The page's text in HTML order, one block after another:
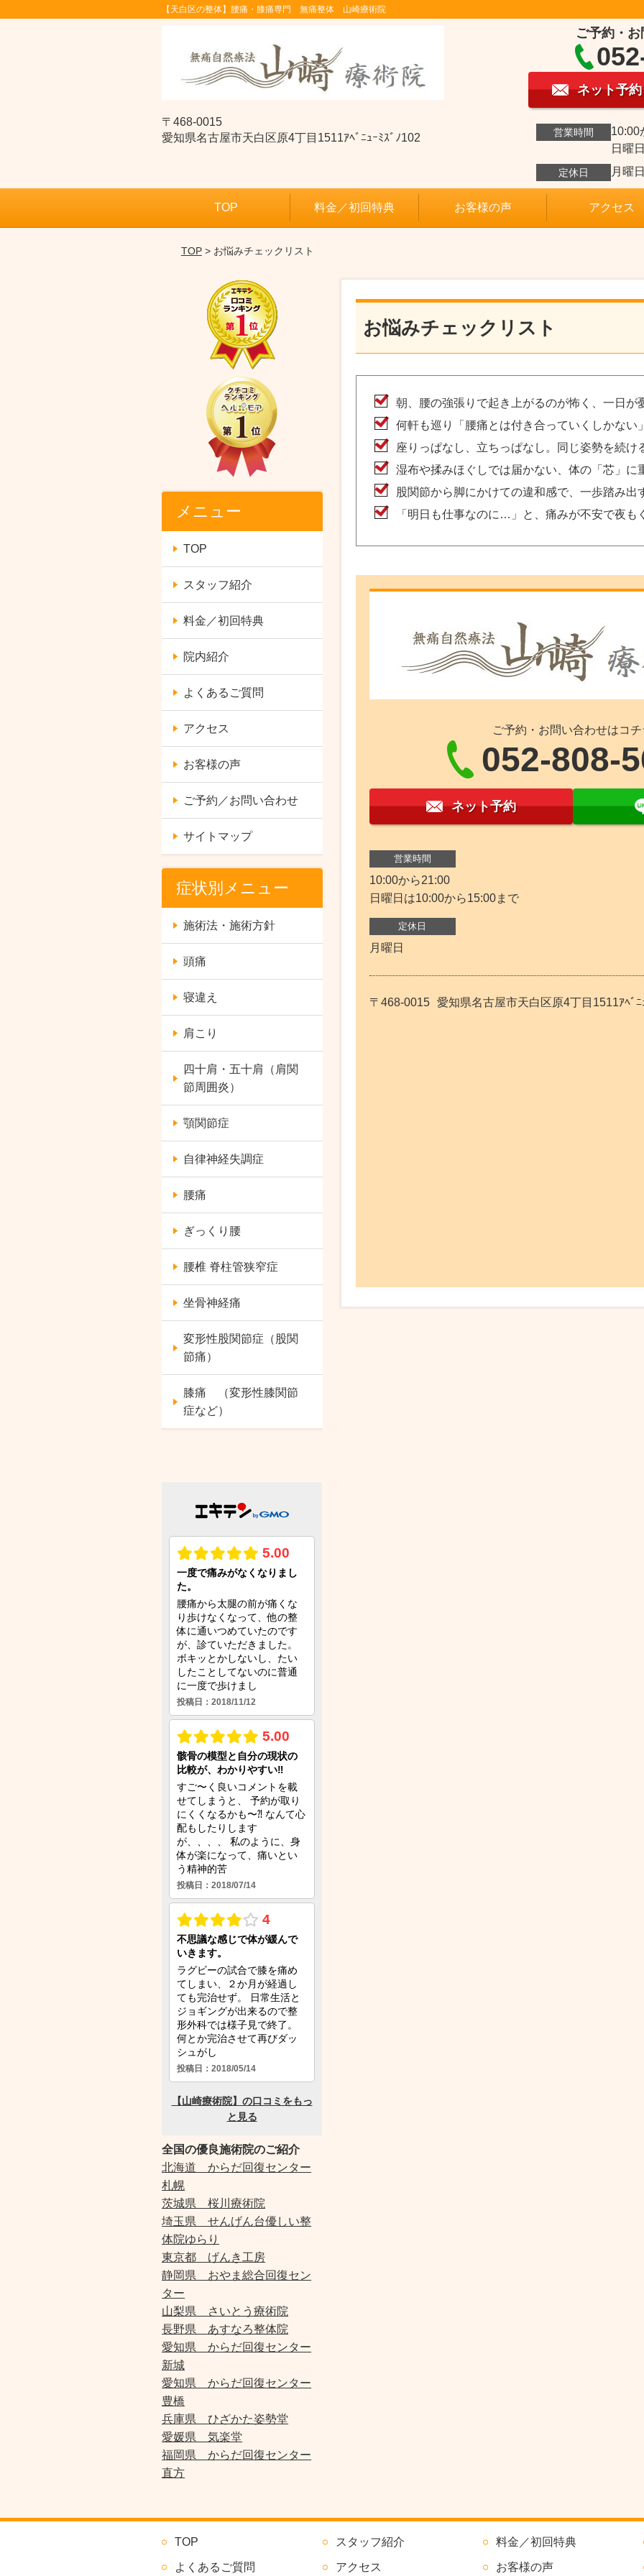
【天白区の整体】腰痛・膝痛専門 無痛整体 山崎療術院
〒468-0015
愛知県名古屋市天白区原4丁目1511ｱﾍﾞﾆｭｰﾐｽﾞﾉ102
ご予約・
ネット予約
営業時間
10:00
日曜
定休日 月曜日
TOP 料金／初回特典 お客様の声 アクセス
TOP> お悩みチェックリスト
お悩みチェックリスト
朝、腰の強張りで起き上がるのが怖く、一日が
何軒も巡り「腰痛とは付き合っていくしかない
座りっぱなし、立ちっぱなし。同じ姿勢を続け
湿布や揉みほぐしでは届かない、体の「芯」に
股関節から脚にかけての違和感で、一歩踏み出
「明日も仕事なのに…」と、痛みが不安で夜も
ご予約・お問い合わせはコチ
052-808-
ネット予約
営業時間
10:00から21:00
日曜日は10:00から15:00まで
定休日
月曜日
〒468-0015 愛知県名古屋市天白区原4丁目1511ｱﾍﾞﾆ
メニュー
TOP
スタッフ紹介
料金／初回特典
院内紹介
よくあるご質問
アクセス
お客様の声
ご予約／お問い合わせ
サイトマップ
症状別メニュー
施術法・施術方針
頭痛
寝違え
肩こり
四十肩・五十肩（肩関
節周囲炎）
顎関節症
自律神経失調症
腰痛
ぎっくり腰
腰椎 脊柱管狭窄症
坐骨神経痛
変形性股関節症（股関
節痛）
膝痛 （変形性膝関節
症など）
全国の優良施術院のご紹介
北海道 からだ回復センター
札幌
茨城県 桜川療術院
埼玉県 せんげん台優しい整
体院ゆらり
東京都 げんき工房
静岡県 おやま総合回復セン
ター
山梨県 さいとう療術院
長野県 あすなろ整体院
愛知県 からだ回復センター
新城
愛知県 からだ回復センター
豊橋
兵庫県 ひざかた姿勢堂
愛媛県 気楽堂
福岡県 からだ回復センター
直方
TOP スタッフ紹介 料金／初回特典
よくあるご質問 アクセス お客様の声